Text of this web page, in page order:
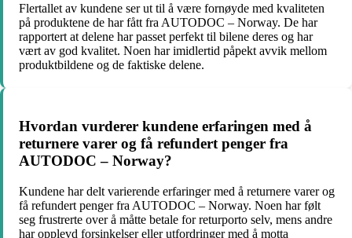
Flertallet av kundene ser ut til å være fornøyde med kvaliteten
på produktene de har fått fra AUTODOC – Norway. De har
rapportert at delene har passet perfekt til bilene deres og har
vært av god kvalitet. Noen har imidlertid påpekt avvik mellom
produktbildene og de faktiske delene.
Hvordan vurderer kundene erfaringen med å
returnere varer og få refundert penger fra
AUTODOC – Norway?
Kundene har delt varierende erfaringer med å returnere varer og
få refundert penger fra AUTODOC – Norway. Noen har følt
seg frustrerte over å måtte betale for returporto selv, mens andre
har opplevd forsinkelser eller utfordringer med å motta